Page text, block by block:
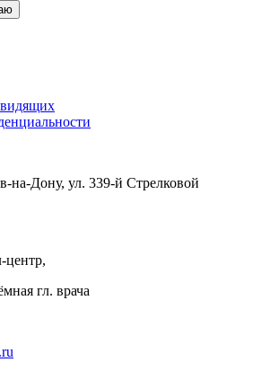
на-Дону, ул. 339-й Стрелковой
центр,
гл. врача